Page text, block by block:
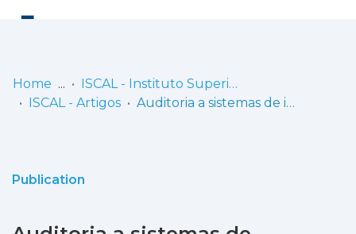
Home
ISCAL - Instituto Superior de Contabilidade e Administração de Lisboa
ISCAL - Artigos
Auditoria a sistemas de informação e tecnologias aplicadas
Publication